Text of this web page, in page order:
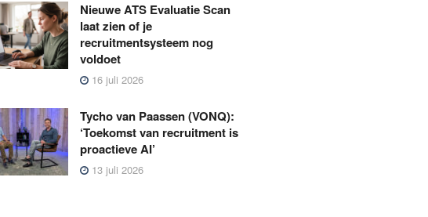
Nieuwe ATS Evaluatie Scan
laat zien of je
recruitmentsysteem nog
voldoet
16 juli 2026
Tycho van Paassen (VONQ):
‘Toekomst van recruitment is
proactieve AI’
13 juli 2026